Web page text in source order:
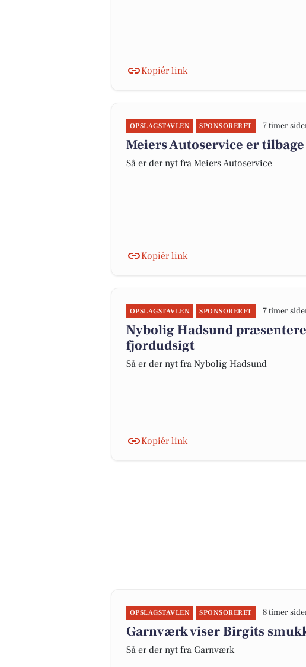
Kopiér link
OPSLAGSTAVLEN SPONSORERET 7 timer
Meiers Autoservice er
Så er der nyt fra Meiers Autoservice
Kopiér link
OPSLAGSTAVLEN SPONSORERET 7 timer
Nybolig Hadsund
fjordudsigt
Så er der nyt fra Nybolig Hadsund
Kopiér link
OPSLAGSTAVLEN SPONSORERET 8 timer
Garnværk viser Birgits
Så er der nyt fra Garnværk